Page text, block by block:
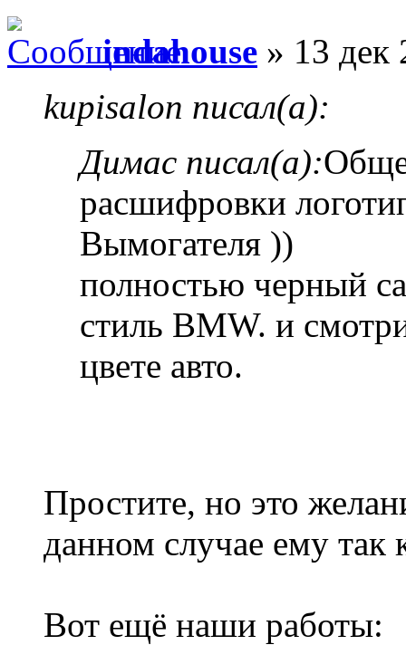
indahouse » 13 дек
kupisalon писал(а):
Димас писал(а):
расшифровки
Вымогателя ))
полностью черный
стиль BMW. и
цвете авто.
Простите, но это
данном случае ему так
Вот ещё наши работы: